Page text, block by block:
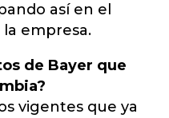
así en el
empresa.
de Bayer que
vigentes que ya